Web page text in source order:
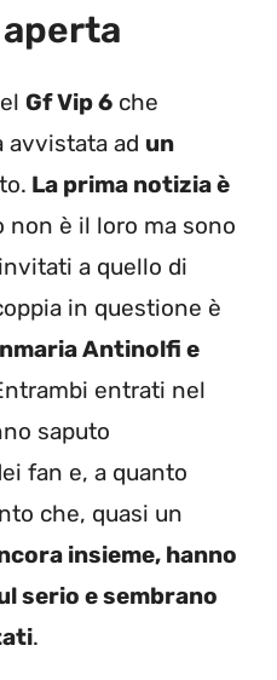
Gf Vip 6 che
avvistata ad un
La prima notizia è
non è il loro ma sono
a quello di
in questione è
Antinolfi e
entrati nel
saputo
fan e, a quanto
che, quasi un
insieme, hanno
serio e sembrano
.